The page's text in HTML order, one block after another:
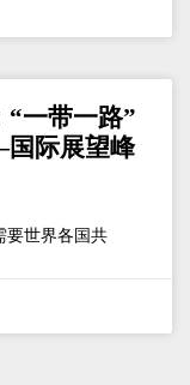
“一带一路”
际展望峰
要世界各国共